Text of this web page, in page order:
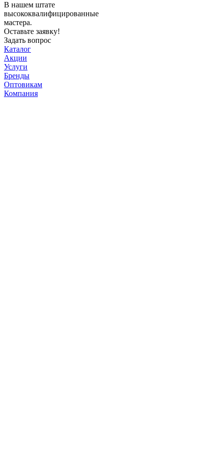
В нашем штате
высококвалифицированные
мастера.
Оставьте заявку!
Задать вопрос
Каталог
Акции
Услуги
Бренды
Оптовикам
Компания